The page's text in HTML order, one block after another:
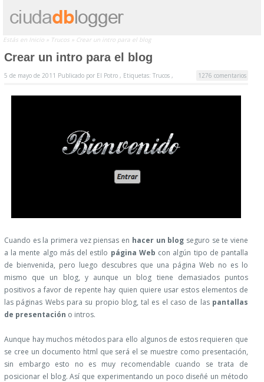
Estás en Inicio » Trucos » Crear un intro para el blog
Crear un intro para el blog
5 de mayo de 2011 Publicado por El Potro , Etiquetas: Trucos 1276 comentarios
,
Cuando es la primera vez piensas en hacer un blog seguro se te viene
a la mente algo más del estilo página Web con algún tipo de pantalla
de bienvenida, pero luego descubres que una página Web no es lo
mismo que un blog, y aunque un blog tiene demasiados puntos
positivos a favor de repente hay quien quiere usar estos elementos de
las páginas Webs para su propio blog, tal es el caso de las pantallas
de presentación o intros.
Aunque hay muchos métodos para ello algunos de estos requieren que
se cree un documento html que será el se muestre como presentación,
sin embargo esto no es muy recomendable cuando se trata de
posicionar el blog. Así que experimentando un poco diseñé un método